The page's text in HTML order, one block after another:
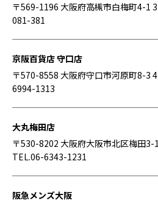
〒569-1196 大阪府高槻市白梅町4-1
081-381
京阪百貨店 守口店
〒570-8558 大阪府守口市河原町8-3
6994-1313
大丸梅田店
〒530-8202 大阪府大阪市北区梅田3-
TEL.06-6343-1231
阪急メンズ大阪